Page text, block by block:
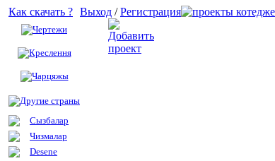
Как скачать ?
Чертежи
Креслення
Чарцяжы
Другие страны
Сызбалар
Чизмалар
Desene
Выход /Регистрация